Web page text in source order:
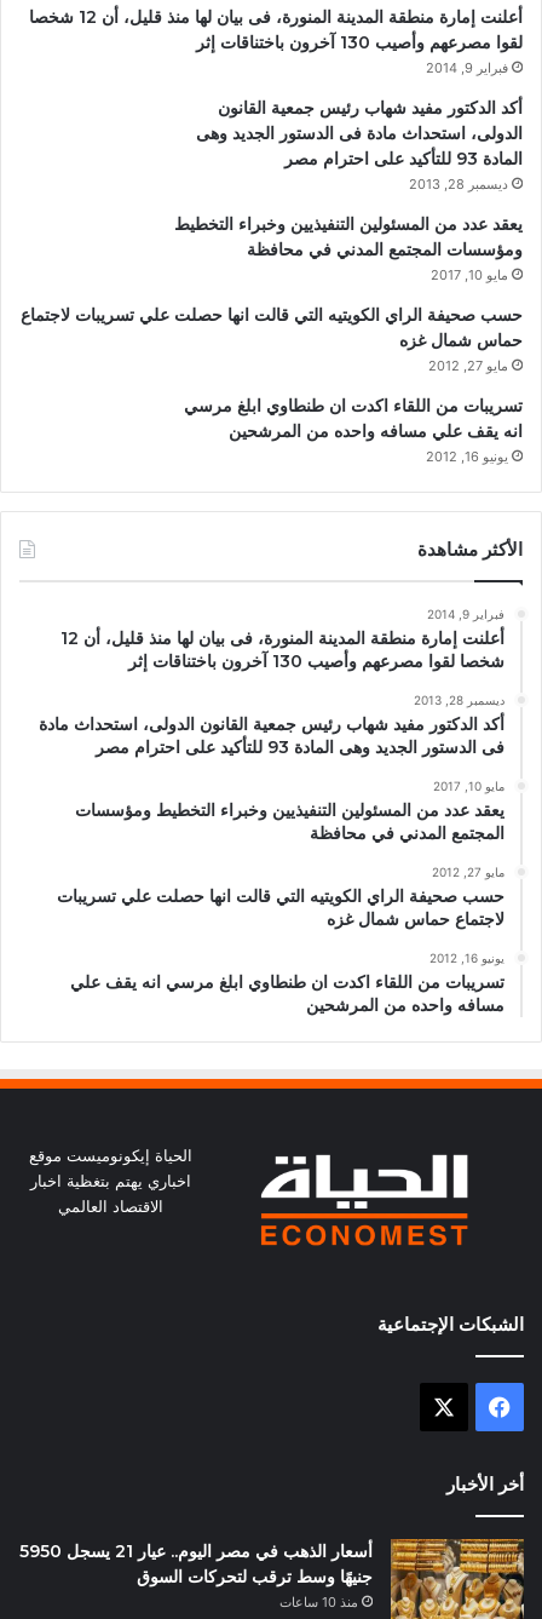
أعلنت إمارة منطقة المدينة المنورة، فى بيان لها منذ قليل، أن 12 شخصا
لقوا مصرعهم وأصيب 130 آخرون باختناقات إثر
فبراير 9, 2014
أكد الدكتور مفيد شهاب رئيس جمعية القانون
الدولى، استحداث مادة فى الدستور الجديد وهى
المادة 93 للتأكيد على احترام مصر
ديسمبر 28, 2013
يعقد عدد من المسئولين التنفيذيين وخبراء التخطيط
ومؤسسات المجتمع المدني في محافظة
مايو 10, 2017
حسب صحيفة الراي الكويتيه التي قالت انها حصلت علي تسريبات لاجتماع
حماس شمال غزه
مايو 27, 2012
تسريبات من اللقاء اكدت ان طنطاوي ابلغ مرسي
انه يقف علي مسافه واحده من المرشحين
يونيو 16, 2012
الأكثر مشاهدة
فبراير 9, 2014
أعلنت إمارة منطقة المدينة المنورة، فى بيان لها منذ قليل، أن 12
شخصا لقوا مصرعهم وأصيب 130 آخرون باختناقات إثر
ديسمبر 28, 2013
أكد الدكتور مفيد شهاب رئيس جمعية القانون الدولى، استحداث مادة
فى الدستور الجديد وهى المادة 93 للتأكيد على احترام مصر
مايو 10, 2017
يعقد عدد من المسئولين التنفيذيين وخبراء التخطيط ومؤسسات
المجتمع المدني في محافظة
مايو 27, 2012
حسب صحيفة الراي الكويتيه التي قالت انها حصلت علي تسريبات
لاجتماع حماس شمال غزه
يونيو 16, 2012
تسريبات من اللقاء اكدت ان طنطاوي ابلغ مرسي انه يقف علي
مسافه واحده من المرشحين
الحياة إيكونوميست موقع
اخباري يهتم بتغظية اخبار
الاقتصاد العالمي
الشبكات الإجتماعية
فيسبوك
أخر الأخبار
أسعار الذهب في مصر اليوم.. عيار 21 يسجل 5950
جنيهًا وسط ترقب لتحركات السوق
منذ 10 ساعات